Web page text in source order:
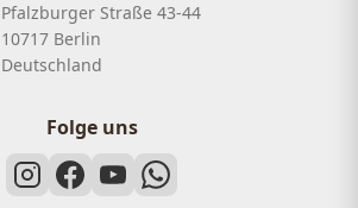
Pfalzburger Straße 43-44
10717 Berlin
Deutschland
Folge uns